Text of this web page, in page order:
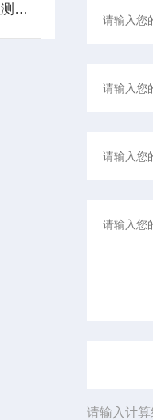
消防水位监测系统—一款预测洪水的窨井水位及井盖安全监测系统2025顺丰包邮
请输入计